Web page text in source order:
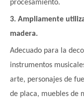
procesamiento.
3. Ampliamente
madera.
Adecuado para la
instrumentos
arte, personajes de
de placa, muebles de